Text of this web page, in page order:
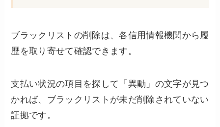
ブラックリストの削除は、各信用情報機関から履
歴を取り寄せて確認できます。
支払い状況の項目を探して「異動」の文字が見つ
かれば、ブラックリストが未だ削除されていない
証拠です。